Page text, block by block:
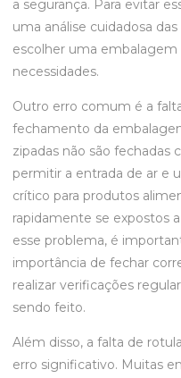
a segurança. Para evitar
uma análise cuidadosa
escolher uma embalagem
necessidades.
Outro erro comum é a
fechamento da
zipadas não são
permitir a entrada de ar e
crítico para produtos
rapidamente se expostos
esse problema, é
importância de fechar
realizar verificações
sendo feito.
Além disso, a falta de
erro significativo. Muitas